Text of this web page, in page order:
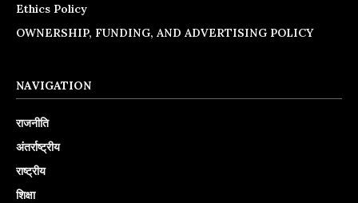
Ethics Policy
OWNERSHIP, FUNDING, AND ADVERTISING POLICY
NAVIGATION
राजनीति
अंतर्राष्ट्रीय
राष्ट्रीय
शिक्षा